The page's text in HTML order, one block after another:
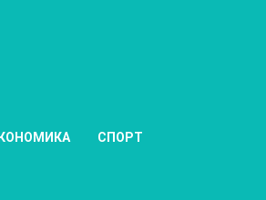
СПОРТ